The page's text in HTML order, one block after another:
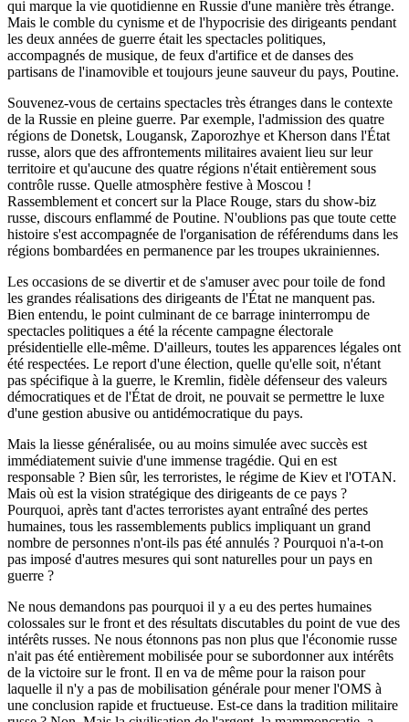
qui marque la vie quotidienne en Russie d'une manière très étrange.
Mais le comble du cynisme et de l'hypocrisie des dirigeants pendant
les deux années de guerre était les spectacles politiques,
accompagnés de musique, de feux d'artifice et de danses des
partisans de l'inamovible et toujours jeune sauveur du pays, Poutine.
Souvenez-vous de certains spectacles très étranges dans le contexte
de la Russie en pleine guerre. Par exemple, l'admission des quatre
régions de Donetsk, Lougansk, Zaporozhye et Kherson dans l'État
russe, alors que des affrontements militaires avaient lieu sur leur
territoire et qu'aucune des quatre régions n'était entièrement sous
contrôle russe. Quelle atmosphère festive à Moscou !
Rassemblement et concert sur la Place Rouge, stars du show-biz
russe, discours enflammé de Poutine. N'oublions pas que toute cette
histoire s'est accompagnée de l'organisation de référendums dans les
régions bombardées en permanence par les troupes ukrainiennes.
Les occasions de se divertir et de s'amuser avec pour toile de fond
les grandes réalisations des dirigeants de l'État ne manquent pas.
Bien entendu, le point culminant de ce barrage ininterrompu de
spectacles politiques a été la récente campagne électorale
présidentielle elle-même. D'ailleurs, toutes les apparences légales ont
été respectées. Le report d'une élection, quelle qu'elle soit, n'étant
pas spécifique à la guerre, le Kremlin, fidèle défenseur des valeurs
démocratiques et de l'État de droit, ne pouvait se permettre le luxe
d'une gestion abusive ou antidémocratique du pays.
Mais la liesse généralisée, ou au moins simulée avec succès est
immédiatement suivie d'une immense tragédie. Qui en est
responsable ? Bien sûr, les terroristes, le régime de Kiev et l'OTAN.
Mais où est la vision stratégique des dirigeants de ce pays ?
Pourquoi, après tant d'actes terroristes ayant entraîné des pertes
humaines, tous les rassemblements publics impliquant un grand
nombre de personnes n'ont-ils pas été annulés ? Pourquoi n'a-t-on
pas imposé d'autres mesures qui sont naturelles pour un pays en
guerre ?
Ne nous demandons pas pourquoi il y a eu des pertes humaines
colossales sur le front et des résultats discutables du point de vue des
intérêts russes. Ne nous étonnons pas non plus que l'économie russe
n'ait pas été entièrement mobilisée pour se subordonner aux intérêts
de la victoire sur le front. Il en va de même pour la raison pour
laquelle il n'y a pas de mobilisation générale pour mener l'OMS à
une conclusion rapide et fructueuse. Est-ce dans la tradition militaire